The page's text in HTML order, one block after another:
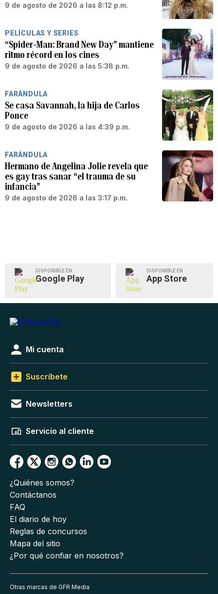
9 de agosto de 2026 a las 8:12 p.m.
PELÍCULAS Y SERIES
“Spider-Man: Brand New Day” mantiene
ritmo récord en los cines
9 de agosto de 2026 a las 5:38 p.m.
FARÁNDULA
Se casa Savannah, la hija de Carlos
Ponce
9 de agosto de 2026 a las 4:39 p.m.
FARÁNDULA
Hermano de Angelina Jolie revela que
es gay tras sanar “el trauma de su
infancia”
9 de agosto de 2026 a las 3:17 p.m.
DISPONIBLE EN
Google Play
DISPONIBLE EN
App Store
Mi cuenta
Suscríbete
Newsletters
Servicio al cliente
¿Quiénes somos?
Contáctanos
FAQ
El diario de hoy
Reglas de concursos
Mapa del sitio
¿Por qué confiar en nosotros?
Otras marcas de GFR Media